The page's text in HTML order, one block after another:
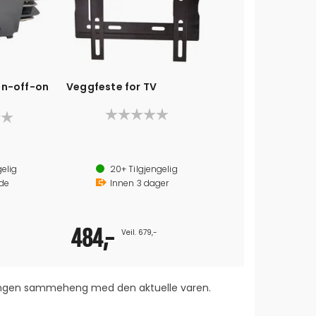
off-on
Veggfeste for TV
Vesa 10 x 10 cm, 10 x 20 cm og 20 x 20 cm
Kompatibel med alle hullmønstre.
20+Tilgjengelig
Innen 3 dager
484,- Veil. 679,-
sammeheng med den aktuelle varen.